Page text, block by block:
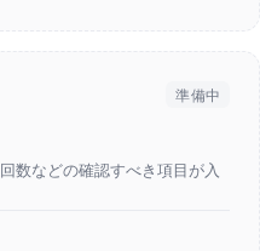
準備中
数などの確認すべき項目が入